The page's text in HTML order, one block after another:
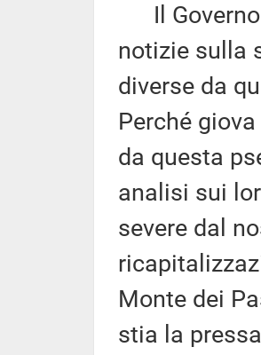
Il Governo
notizie sulla
diverse da
Perché
da questa
analisi sui
severe dal
Monte dei
stia la